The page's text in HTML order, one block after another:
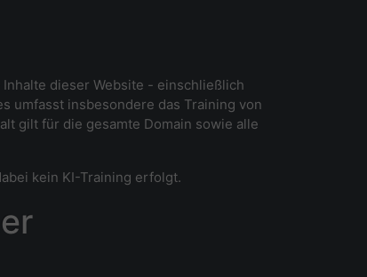
dieser Website - einschließlich
umfasst insbesondere das Training von
gilt für die gesamte Domain sowie alle
kein KI-Training erfolgt.